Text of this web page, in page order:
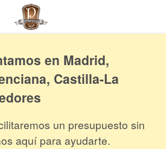
en Madrid,
Castilla-La
un presupuesto sin
aquí para ayudarte.